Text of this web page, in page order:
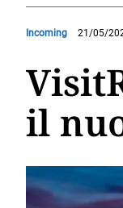
Incoming 21/05/
il